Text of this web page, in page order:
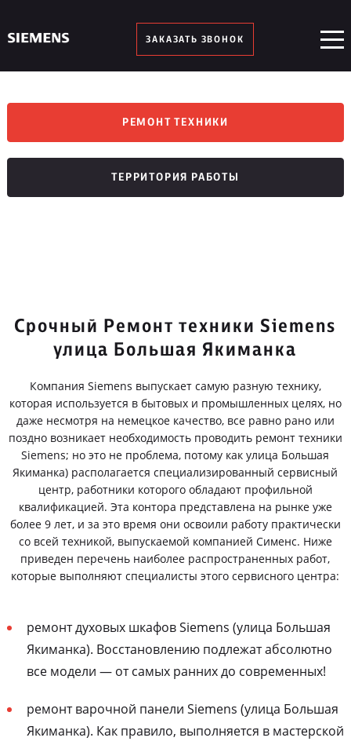
ЗАКАЗАТЬ ЗВОНОК
РЕМОНТ ТЕХНИКИ
ТЕРРИТОРИЯ РАБОТЫ
Срочный Ремонт техники Siemens
улица Большая Якиманка
Компания Siemens выпускает самую разную технику,
которая используется в бытовых и промышленных целях, но
даже несмотря на немецкое качество, все равно рано или
поздно возникает необходимость проводить ремонт техники
Siemens; но это не проблема, потому как улица Большая
Якиманка) располагается специализированный сервисный
центр, работники которого обладают профильной
квалификацией. Эта контора представлена на рынке уже
более 9 лет, и за это время они освоили работу практически
со всей техникой, выпускаемой компанией Сименс. Ниже
приведен перечень наиболее распространенных работ,
которые выполняют специалисты этого сервисного центра:
ремонт духовых шкафов Siemens (улица Большая
Якиманка). Восстановлению подлежат абсолютно
все модели — от самых ранних до современных!
ремонт варочной панели Siemens (улица Большая
Якиманка). Как правило, выполняется в мастерской